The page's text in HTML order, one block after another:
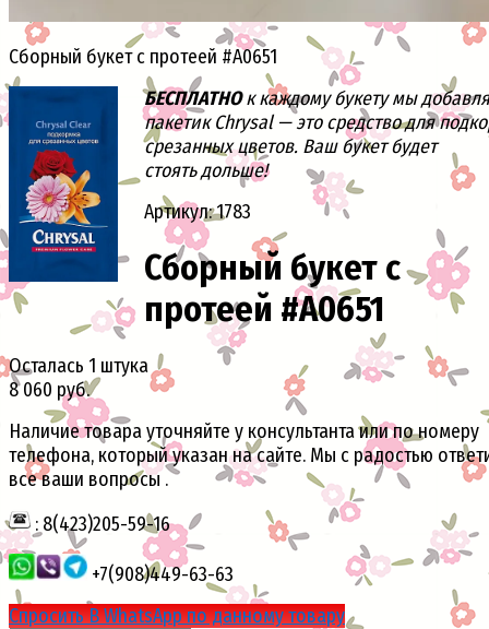
Сборный букет с протеей #A0651
БЕСПЛАТНОк каждому букету мы
пакетик Chrysal — это средство для
срезанных цветов. Ваш букет будет
стоять дольше!
Артикул: 1783
Сборный букет с
протеей #A0651
Осталась 1 штука
8 060 руб.
Наличие товара уточняйте у консультанта или по номеру
телефона, который указан на сайте. Мы с радостью
все ваши вопросы .
: 8(423)205-59-16
+7(908)449-63-63
Спросить В WhatsApp по данному товару